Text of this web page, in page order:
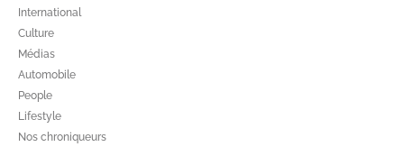
International
Culture
Médias
Automobile
People
Lifestyle
Nos chroniqueurs